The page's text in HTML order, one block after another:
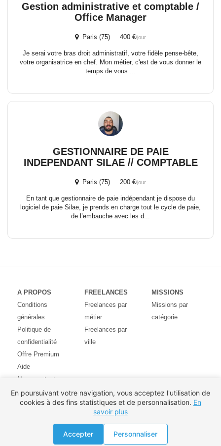
Gestion administrative et comptable /
Office Manager
Paris (75) 400 €/jour
Je serai votre bras droit administratif, votre fidèle pense-bête,
votre organisatrice en chef. Mon métier, c'est de vous donner le
temps de vous ...
GESTIONNAIRE DE PAIE
INDEPENDANT SILAE // COMPTABLE
Paris (75) 200 €/jour
En tant que gestionnaire de paie indépendant je dispose du
logiciel de paie Silae, je prends en charge tout le cycle de paie,
de l’embauche avec les d...
Proposer une mission
A PROPOS
Conditions
générales
Politique de
confidentialité
Offre Premium
Aide
Nous contacter
Avis des
utilisateurs
FREELANCES
Freelances par
métier
Freelances par
ville
MISSIONS
Missions par
catégorie
En poursuivant votre navigation, vous acceptez l'utilisation de
cookies à des fins statistiques et de personnalisation. En
savoir plus
Accepter Personnaliser